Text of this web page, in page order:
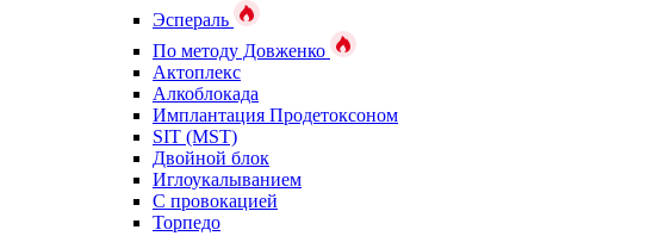
Эспераль
По методу Довженко
Актоплекс
Алкоблокада
Имплантация Продетоксоном
SIT (MST)
Двойной блок
Иглоукалыванием
С провокацией
Торпедо